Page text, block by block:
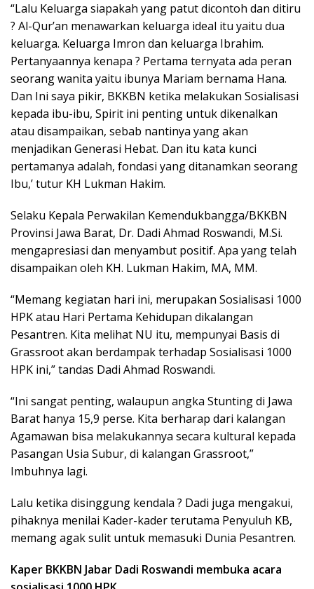
“Lalu Keluarga siapakah yang patut dicontoh dan ditiru
? Al-Qur’an menawarkan keluarga ideal itu yaitu dua
keluarga. Keluarga Imron dan keluarga Ibrahim.
Pertanyaannya kenapa ? Pertama ternyata ada peran
seorang wanita yaitu ibunya Mariam bernama Hana.
Dan Ini saya pikir, BKKBN ketika melakukan Sosialisasi
kepada ibu-ibu, Spirit ini penting untuk dikenalkan
atau disampaikan, sebab nantinya yang akan
menjadikan Generasi Hebat. Dan itu kata kunci
pertamanya adalah, fondasi yang ditanamkan seorang
Ibu,’ tutur KH Lukman Hakim.
Selaku Kepala Perwakilan Kemendukbangga/BKKBN
Provinsi Jawa Barat, Dr. Dadi Ahmad Roswandi, M.Si.
mengapresiasi dan menyambut positif. Apa yang telah
disampaikan oleh KH. Lukman Hakim, MA, MM.
“Memang kegiatan hari ini, merupakan Sosialisasi 1000
HPK atau Hari Pertama Kehidupan dikalangan
Pesantren. Kita melihat NU itu, mempunyai Basis di
Grassroot akan berdampak terhadap Sosialisasi 1000
HPK ini,” tandas Dadi Ahmad Roswandi.
“Ini sangat penting, walaupun angka Stunting di Jawa
Barat hanya 15,9 perse. Kita berharap dari kalangan
Agamawan bisa melakukannya secara kultural kepada
Pasangan Usia Subur, di kalangan Grassroot,”
Imbuhnya lagi.
Lalu ketika disinggung kendala ? Dadi juga mengakui,
pihaknya menilai Kader-kader terutama Penyuluh KB,
memang agak sulit untuk memasuki Dunia Pesantren.
Kaper BKKBN Jabar Dadi Roswandi membuka acara